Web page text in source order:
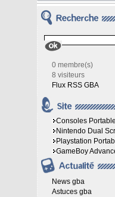
0 membre(s)
8 visiteurs
Flux RSS GBA
Consoles
Nintendo Dual
Playstation
GameBoy
News gba
Astuces gba